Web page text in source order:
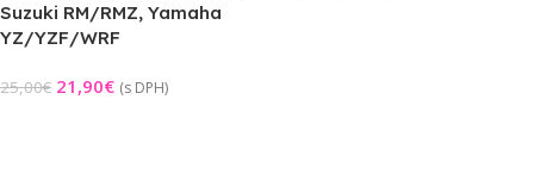
Suzuki RM/RMZ, Yamaha
YZ/YZF/WRF
25,00€ 21,90€ (s DPH)